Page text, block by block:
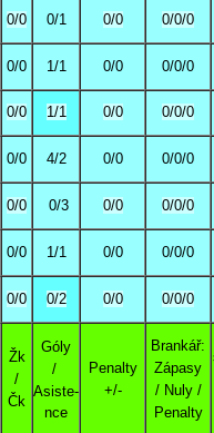
0/0 0/1 0/0 0/0/0
0/0 1/1 0/0 0/0/0
0/0 1/1 0/0 0/0/0
0/0 4/2 0/0 0/0/0
0/0 0/3 0/0 0/0/0
0/0 1/1 0/0 0/0/0
0/0 0/2 0/0 0/0/0
Žk
/
Čk
Góly
/
Asiste-
nce
Penalty
+/-
Brankář:
Zápasy
/ Nuly /
Penalty